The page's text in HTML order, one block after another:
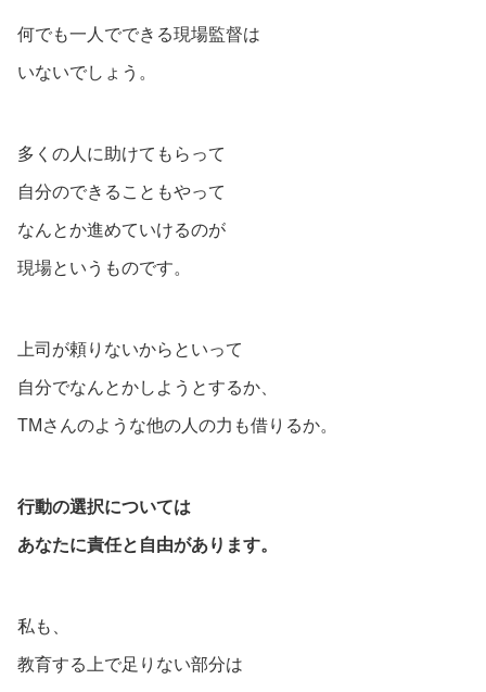
何でも一人でできる現場監督は
いないでしょう。
多くの人に助けてもらって
自分のできることもやって
なんとか進めていけるのが
現場というものです。
上司が頼りないからといって
自分でなんとかしようとするか、
TMさんのような他の人の力も借りるか。
行動の選択については
あなたに責任と自由があります。
私も、
教育する上で足りない部分は